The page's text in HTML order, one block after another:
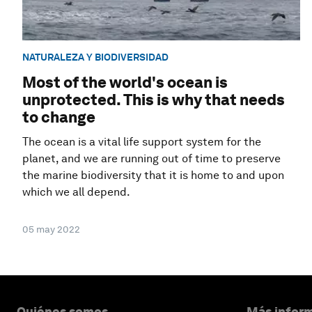
NATURALEZA Y BIODIVERSIDAD
Most of the world's ocean is
unprotected. This is why that needs
to change
The ocean is a vital life support system for the
planet, and we are running out of time to preserve
the marine biodiversity that it is home to and upon
which we all depend.
05 may 2022